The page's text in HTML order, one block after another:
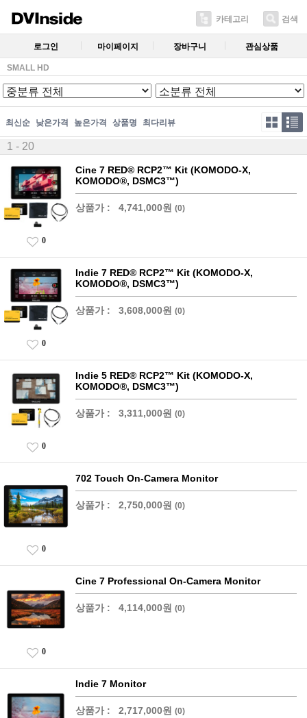
카테고리 검색
로그인 마이페이지 장바구니 관심상품
SMALL HD
최신순 낮은가격 높은가격 상품명 최다리뷰
1 - 20
Cine 7 RED® RCP2™ Kit (KOMODO-X,
KOMODO®, DSMC3™)
상품가 : 4,741,000원 (0)
0
Indie 7 RED® RCP2™ Kit (KOMODO-X,
KOMODO®, DSMC3™)
상품가 : 3,608,000원 (0)
0
Indie 5 RED® RCP2™ Kit (KOMODO-X,
KOMODO®, DSMC3™)
상품가 : 3,311,000원 (0)
0
702 Touch On-Camera Monitor
상품가 : 2,750,000원 (0)
0
Cine 7 Professional On-Camera Monitor
상품가 : 4,114,000원 (0)
0
Indie 7 Monitor
상품가 : 2,717,000원 (0)